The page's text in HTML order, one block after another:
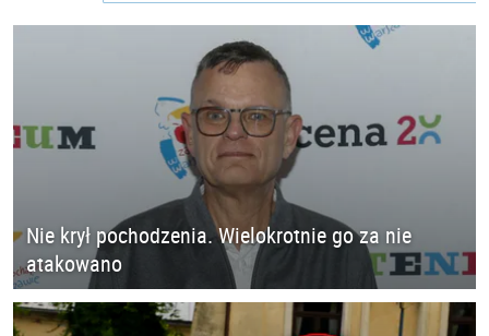
Nie krył pochodzenia. Wielokrotnie go za nie
atakowano